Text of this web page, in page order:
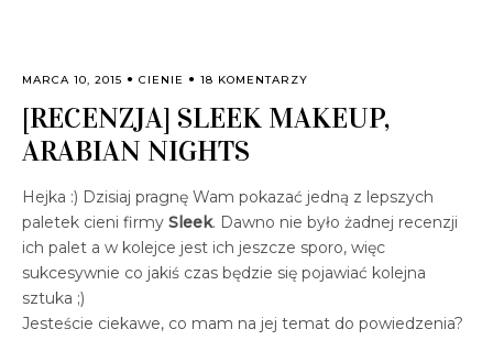
MARCA 10, 2015 CIENIE 18 KOMENTARZY
[RECENZJA] SLEEK MAKEUP,
ARABIAN NIGHTS
Hejka :) Dzisiaj pragnę Wam pokazać jedną z lepszych
paletek cieni firmy Sleek. Dawno nie było żadnej recenzji
ich palet a w kolejce jest ich jeszcze sporo, więc
sukcesywnie co jakiś czas będzie się pojawiać kolejna
sztuka ;)
Jesteście ciekawe, co mam na jej temat do powiedzenia?